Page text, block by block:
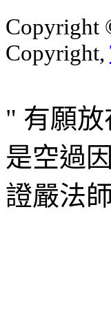
Copyright
Copyright,
" 有願
是空過
證嚴法